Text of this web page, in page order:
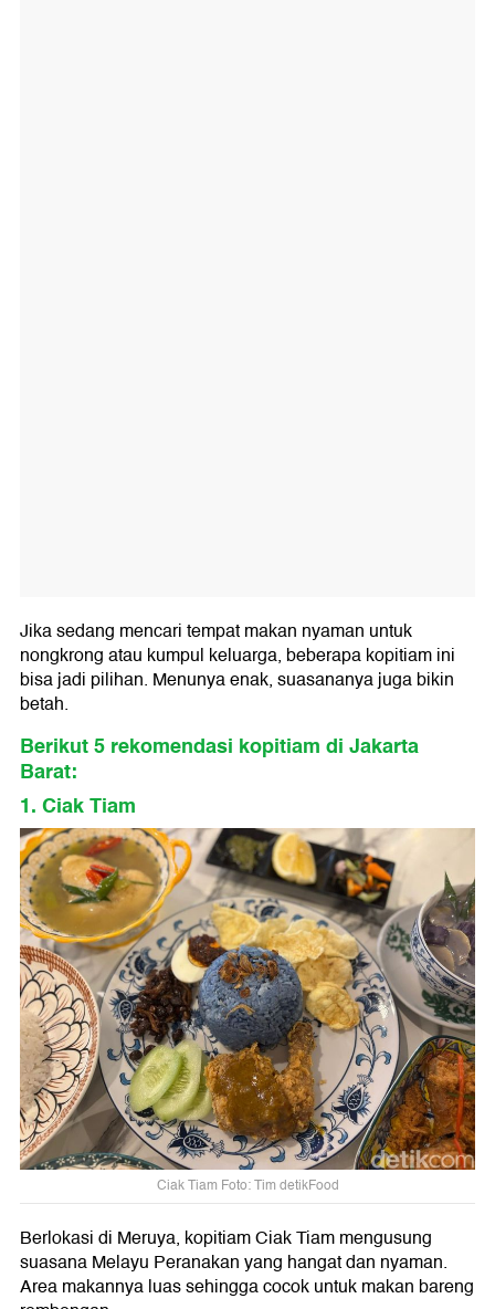
Jika sedang mencari tempat makan nyaman untuk
nongkrong atau kumpul keluarga, beberapa kopitiam ini
bisa jadi pilihan. Menunya enak, suasananya juga bikin
betah.
Berikut 5 rekomendasi kopitiam di Jakarta
Barat:
1. Ciak Tiam
Ciak Tiam Foto: Tim detikFood
Berlokasi di Meruya, kopitiam Ciak Tiam mengusung
suasana Melayu Peranakan yang hangat dan nyaman.
Area makannya luas sehingga cocok untuk makan bareng